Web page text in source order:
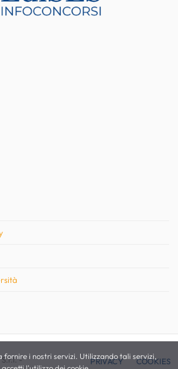
S.r.l. - PRIVACY COOKIES
fornire i nostri servizi. Utilizzando tali servizi,